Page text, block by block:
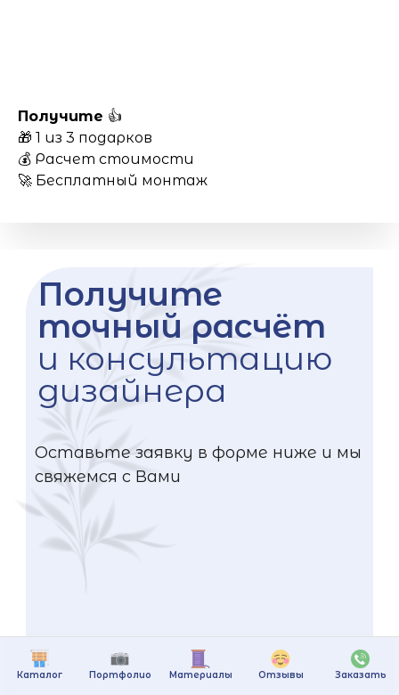
Каталог Портфолио Материалы Отзывы Заказать
Получите 👍
🎁 1 из 3 подарков
💰 Расчет стоимости
🚀 Бесплатный монтаж
Получите
точный расчёт
и консультацию
дизайнера
Оставьте заявку в форме ниже и мы
свяжемся с Вами